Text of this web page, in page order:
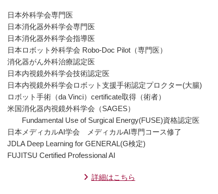
日本外科学会専門医
日本消化器外科学会専門医
日本消化器外科学会指導医
日本ロボット外科学会 Robo-Doc Pilot（専門医）
消化器がん外科治療認定医
日本内視鏡外科学会技術認定医
日本内視鏡外科学会ロボット支援手術認定プロクター(大腸)
ロボット手術（da Vinci）certificate取得（術者）
米国消化器内視鏡外科学会（SAGES）
Fundamental Use of Surgical Energy(FUSE)資格認定医
日本メディカルAI学会 メディカルAI専門コース修了
JDLA Deep Learning for GENERAL(G検定)
FUJITSU Certified Professional AI
詳細はこちら